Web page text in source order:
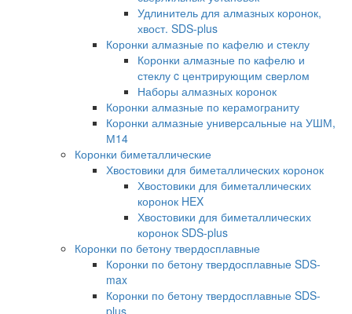
Удлинитель для алмазных коронок,
хвост. SDS-plus
Коронки алмазные по кафелю и стеклу
Коронки алмазные по кафелю и
стеклу c центрирующим сверлом
Наборы алмазных коронок
Коронки алмазные по керамограниту
Коронки алмазные универсальные на УШМ,
М14
Коронки биметаллические
Хвостовики для биметаллических коронок
Хвостовики для биметаллических
коронок HEX
Хвостовики для биметаллических
коронок SDS-plus
Коронки по бетону твердосплавные
Коронки по бетону твердосплавные SDS-
max
Коронки по бетону твердосплавные SDS-
plus